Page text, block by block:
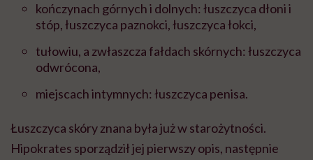
kończynach górnych i dolnych: łuszczyca dłoni i
stóp, łuszczyca paznokci, łuszczyca łokci,
tułowiu, a zwłaszcza fałdach skórnych: łuszczyca
odwrócona,
miejscach intymnych: łuszczyca penisa.
Łuszczyca skóry znana była już w starożytności.
Hipokrates sporządził jej pierwszy opis, następnie